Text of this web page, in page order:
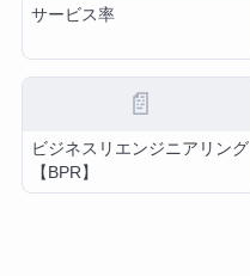
サービス率
📄
ビジネスリエンジニアリング
【BPR】